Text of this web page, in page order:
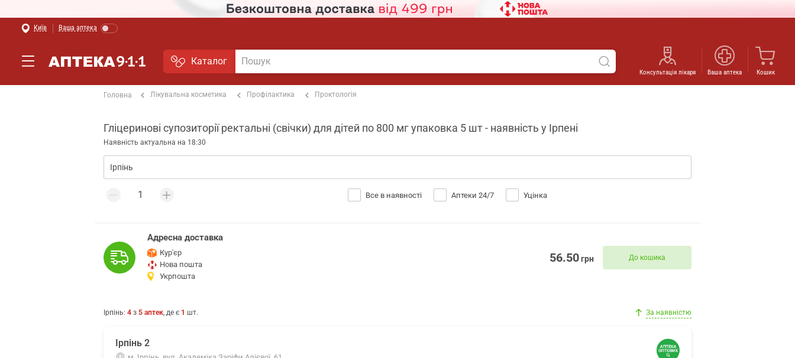
Київ Ваша аптека
Каталог
Консультація лікаря Ваша аптека Кошик
Головна Лікувальна косметика Профілактика Проктологія
Гліцеринові супозиторії ректальні (свічки) для дітей по 800 мг упаковка 5 шт - наявність у Ірпені
Наявність актуальна на 18:30
Все в наявності Аптеки 24/7 Уцінка
Адресна доставка
Кур'єр
Нова пошта
Укрпошта
56.50грн До кошика
Ірпінь: 4 з 5 аптек, де є 1 шт. За наявністю
Ірпінь 2